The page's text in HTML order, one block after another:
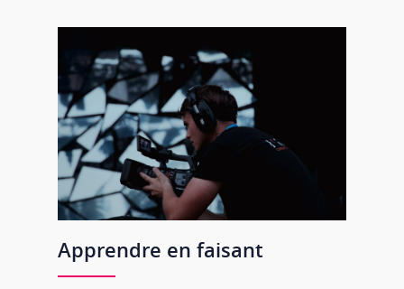
Apprendre en faisant